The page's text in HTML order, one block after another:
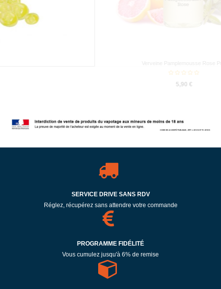
SERVICE DRIVE SANS RDV
Réglez, récupérez sans attendre votre commande
PROGRAMME FIDÉLITÉ
Vous cumulez jusqu'à 6% de remise